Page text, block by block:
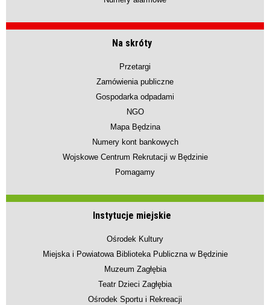
Na skróty
Przetargi
Zamówienia publiczne
Gospodarka odpadami
NGO
Mapa Będzina
Numery kont bankowych
Wojskowe Centrum Rekrutacji w Będzinie
Pomagamy
Instytucje miejskie
Ośrodek Kultury
Miejska i Powiatowa Biblioteka Publiczna w Będzinie
Muzeum Zagłębia
Teatr Dzieci Zagłębia
Ośrodek Sportu i Rekreacji